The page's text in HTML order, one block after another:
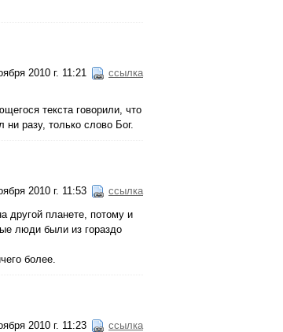
2010 г. 11:21 ссылка
текста говорили, что
разу, только слово Бог.
2010 г. 11:53 ссылка
другой планете, потому и
люди были из гораздо
более.
2010 г. 11:23 ссылка